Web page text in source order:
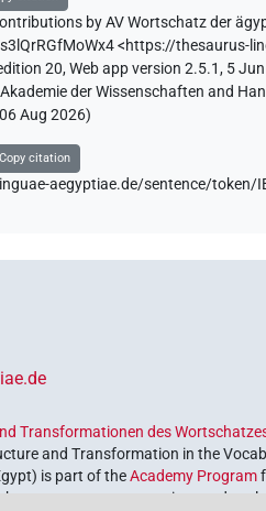
by AV Wortschatz der
<https://thesaurus-
20, Web app version 2.5.1, 5
der Wissenschaften and
06 Aug 2026)
Copy citation
aegyptiae.de/sentence/token/
Transformationen des
and Transformation in the
is part of theAcademy Program
serves to preserve, retrieve and